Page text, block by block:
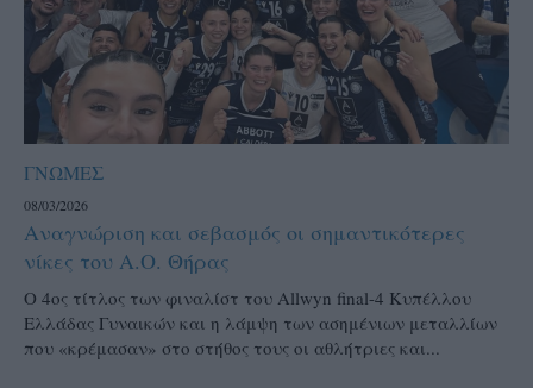
ΓΝΩΜΕΣ
08/03/2026
Αναγνώριση και σεβασμός οι σημαντικότερες
νίκες του Α.Ο. Θήρας
Ο 4ος τίτλος των φιναλίστ του Allwyn final-4 Κυπέλλου
Ελλάδας Γυναικών και η λάμψη των ασημένιων μεταλλίων
που «κρέμασαν» στο στήθος τους οι αθλήτριες και...